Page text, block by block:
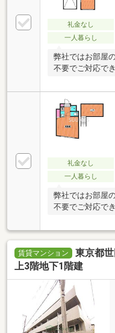
礼金なし
一人暮らし
弊社ではお部屋
不要でご対応で
礼金なし
一人暮らし
弊社ではお部屋
不要でご対応で
賃貸マンション
東京都
上3階地下1階建